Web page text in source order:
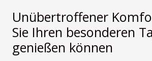
Unübertroffener
Sie Ihren besonderen
genießen können